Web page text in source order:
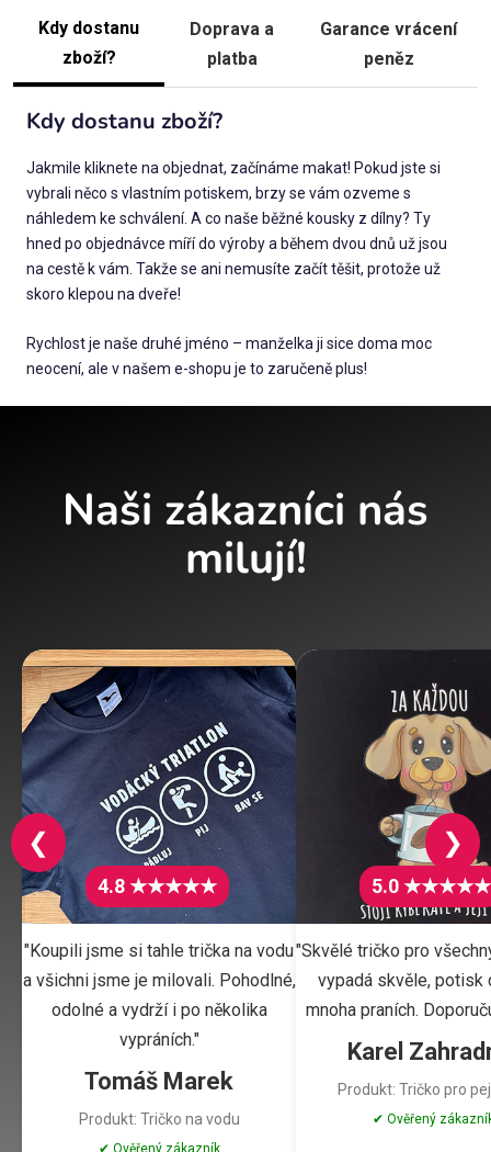
Kdy dostanu
zboží?
Doprava a
platba
Garance vrácení
peněz
Kdy dostanu zboží?
Jakmile kliknete na objednat, začínáme makat! Pokud jste si
vybrali něco s vlastním potiskem, brzy se vám ozveme s
náhledem ke schválení. A co naše běžné kousky z dílny? Ty
hned po objednávce míří do výroby a během dvou dnů už jsou
na cestě k vám. Takže se ani nemusíte začít těšit, protože už
skoro klepou na dveře!
Rychlost je naše druhé jméno – manželka ji sice doma moc
neocení, ale v našem e-shopu je to zaručeně plus!
Naši zákazníci nás
milují!
4.8 ★★★★★
"Koupili jsme si tahle trička na vodu
a všichni jsme je milovali. Pohodlné,
odolné a vydrží i po několika
vypráních."
Tomáš Marek
Produkt: Tričko na vodu
5.0 ★★★★★
"Skvělé tričko pro
vypadá skvěle, potisk
mnoha praních.
Karel
Produkt: Tričko pro
✔ Ověřený
❮ ❯